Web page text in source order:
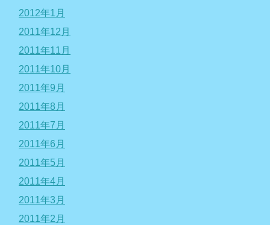
2012年1月
2011年12月
2011年11月
2011年10月
2011年9月
2011年8月
2011年7月
2011年6月
2011年5月
2011年4月
2011年3月
2011年2月